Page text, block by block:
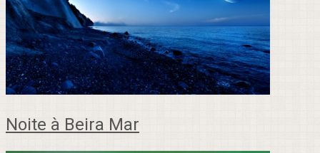
Noite à Beira Mar